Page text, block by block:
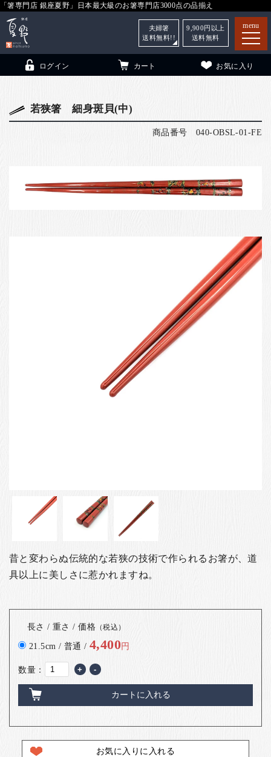
「箸専門店 銀座夏野」日本最大級のお箸専門店3000点の品揃え
menu
銀座夏野・箸長について
ログイン カート お気に入り
夫婦箸
送料無料!!
9,900 円以上
送料無料
若狭箸 細身斑貝(中)
商品番号 040-OBSL-01-FE
昔と変わらぬ伝統的な若狭の技術で作られるお箸が、道
具以上に美しさに惹かれますね。
長さ / 重さ / 価格 （税込）
21.5cm / 普通 / 4,400円
数量： + -
カートに入れる
お気に入りに入れる